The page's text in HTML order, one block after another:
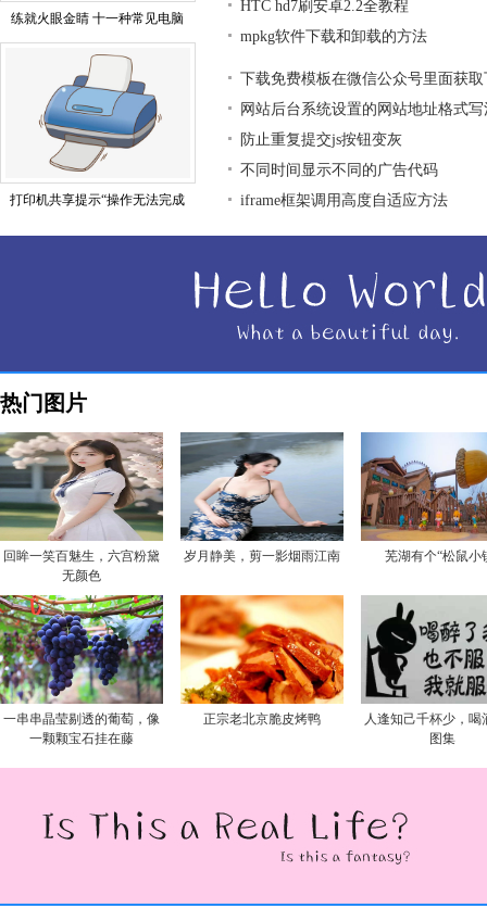
练就火眼金睛 十一种常见电脑
打印机共享提示“操作无法完成
HTC hd7刷安卓2.2全教程
mpkg软件下载和卸载的方法
下载免费模板在微信公众号里面获
网站后台系统设置的网站地址格式写
防止重复提交js按钮变灰
不同时间显示不同的广告代码
iframe框架调用高度自适应方法
热门图片
回眸一笑百魅生，六宫粉黛
无颜色
岁月静美，剪一影烟雨江南 芜湖有个“松鼠小
一串串晶莹剔透的葡萄，像
一颗颗宝石挂在藤
正宗老北京脆皮烤鸭
人逢知己千杯少，喝
图集